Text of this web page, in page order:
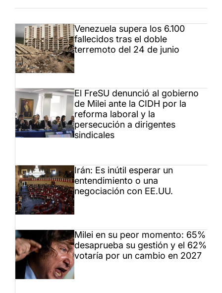
Venezuela supera los 6.100
fallecidos tras el doble
terremoto del 24 de junio
El FreSU denunció al gobierno
de Milei ante la CIDH por la
reforma laboral y la
persecución a dirigentes
sindicales
Irán: Es inútil esperar un
entendimiento o una
negociación con EE.UU.
Milei en su peor momento: 65%
desaprueba su gestión y el 62%
votaría por un cambio en 2027